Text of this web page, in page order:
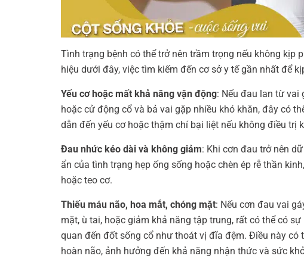
Tình trạng bệnh có thể trở nên trầm trọng nếu không kịp
hiệu dưới đây, việc tìm kiếm đến cơ sở y tế gần nhất để
Yếu cơ hoặc mất khả năng vận động: Nếu đau lan từ vai
hoặc cử động cổ và bả vai gặp nhiều khó khăn, đây có
dẫn đến yếu cơ hoặc thậm chí bại liệt nếu không điều trị
Đau nhức kéo dài và không giảm: Khi cơn đau trở nên
ẩn của tình trạng hẹp ống sống hoặc chèn ép rễ thần
hoặc teo cơ.
Thiếu máu não, hoa mắt, chóng mặt: Nếu cơn đau vai
mặt, ù tai, hoặc giảm khả năng tập trung, rất có thể có
quan đến đốt sống cổ như thoát vị đĩa đệm. Điều này
hoàn não, ảnh hưởng đến khả năng nhận thức và sức